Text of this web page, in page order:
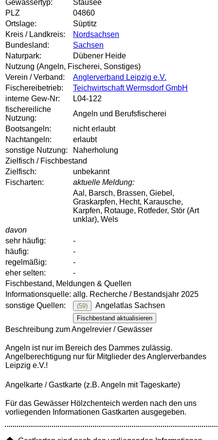
Gewässertyp:
Stausee
PLZ
04860
Ortslage:
Süptitz
Kreis / Landkreis:
Nordsachsen
Bundesland:
Sachsen
Naturpark:
Dübener Heide
Nutzung (Angeln, Fischerei, Sonstiges)
Verein / Verband:
Anglerverband Leipzig e.V.
Fischereibetrieb:
Teichwirtschaft Wermsdorf GmbH
interne Gew-Nr:
L04-122
fischereiliche
Nutzung:
Angeln und Berufsfischerei
Bootsangeln:
nicht erlaubt
Nachtangeln:
erlaubt
sonstige Nutzung:
Naherholung
Zielfisch / Fischbestand
Zielfisch:
unbekannt
Fischarten:
aktuelle Meldung:
Aal, Barsch, Brassen, Giebel,
Graskarpfen, Hecht, Karausche,
Karpfen, Rotauge, Rotfeder, Stör (Art
unklar), Wels
davon
sehr häufig:
-
häufig:
-
regelmäßig:
-
eher selten:
-
Fischbestand, Meldungen & Quellen
Informationsquelle: allg. Recherche / Bestandsjahr 2025
sonstige Quellen:
(59) Angelatlas Sachsen
Fischbestand aktualisieren
Beschreibung zum Angelrevier / Gewässer
Angeln ist nur im Bereich des Dammes zulässig.
Angelberechtigung nur für Mitglieder des Anglerverbandes
Leipzig e.V.!
Angelkarte / Gastkarte (z.B. Angeln mit Tageskarte)
Für das Gewässer Hölzchenteich werden nach den uns
vorliegenden Informationen Gastkarten ausgegeben.